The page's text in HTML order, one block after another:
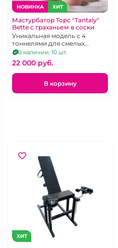
НОВИНКА ХИТ
Мастурбатор Торс "Tantaly"
Bette с траханьем в соски
Уникальная модель с 4
тоннелями для смелых
фантазий из мега
реалистичного TPE
В наличии: 10 шт.
22 000 pуб.
В корзину
ХИТ